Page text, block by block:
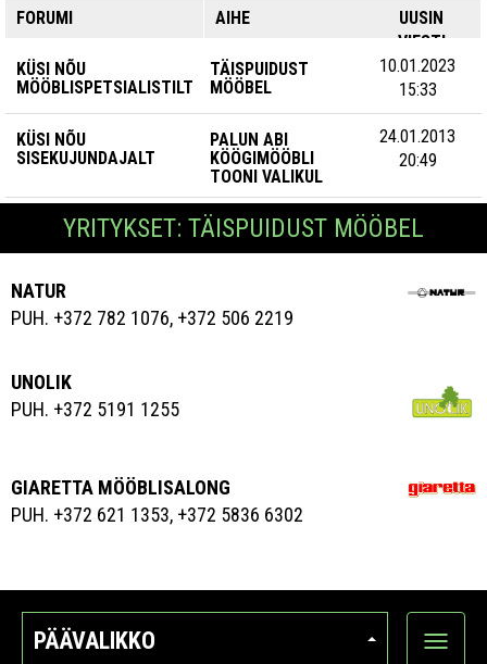
FORUMI AIHE
UUSIN
VIESTI
KÜSI NÕU
MÖÖBLISPETSIALISTILT
TÄISPUIDUST
MÖÖBEL
10.01.2023
15:33
KÜSI NÕU
SISEKUJUNDAJALT
PALUN ABI
KÖÖGIMÖÖBLI
TOONI VALIKUL
24.01.2013
20:49
YRITYKSET: TÄISPUIDUST MÖÖBEL
NATUR
PUH. +372 782 1076, +372 506 2219
UNOLIK
PUH. +372 5191 1255
GIARETTA MÖÖBLISALONG
PUH. +372 621 1353, +372 5836 6302
PÄÄVALIKKO
Näytä